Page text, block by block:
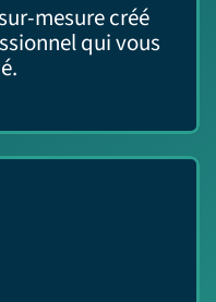
mesure créé
qui vous